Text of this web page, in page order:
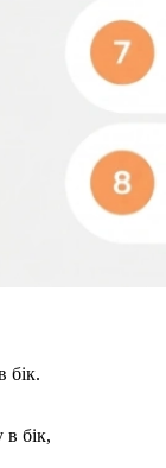
бік.
бік,